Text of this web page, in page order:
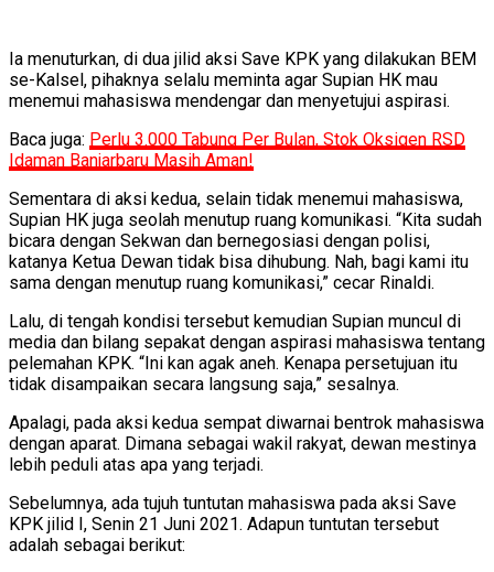
Ia menuturkan, di dua jilid aksi Save KPK yang dilakukan BEM
se-Kalsel, pihaknya selalu meminta agar Supian HK mau
menemui mahasiswa mendengar dan menyetujui aspirasi.
Baca juga: Perlu 3.000 Tabung Per Bulan, Stok Oksigen RSD
Idaman Banjarbaru Masih Aman!
Sementara di aksi kedua, selain tidak menemui mahasiswa,
Supian HK juga seolah menutup ruang komunikasi. “Kita sudah
bicara dengan Sekwan dan bernegosiasi dengan polisi,
katanya Ketua Dewan tidak bisa dihubung. Nah, bagi kami itu
sama dengan menutup ruang komunikasi,” cecar Rinaldi.
Lalu, di tengah kondisi tersebut kemudian Supian muncul di
media dan bilang sepakat dengan aspirasi mahasiswa tentang
pelemahan KPK. “Ini kan agak aneh. Kenapa persetujuan itu
tidak disampaikan secara langsung saja,” sesalnya.
Apalagi, pada aksi kedua sempat diwarnai bentrok mahasiswa
dengan aparat. Dimana sebagai wakil rakyat, dewan mestinya
lebih peduli atas apa yang terjadi.
Sebelumnya, ada tujuh tuntutan mahasiswa pada aksi Save
KPK jilid I, Senin 21 Juni 2021. Adapun tuntutan tersebut
adalah sebagai berikut: